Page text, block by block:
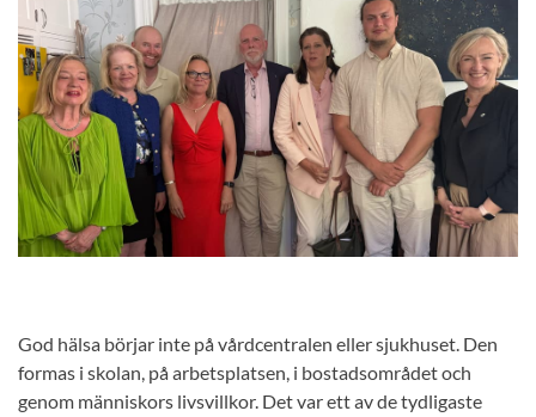
God hälsa börjar inte på vårdcentralen eller sjukhuset. Den
formas i skolan, på arbetsplatsen, i bostadsområdet och
genom människors livsvillkor. Det var ett av de tydligaste